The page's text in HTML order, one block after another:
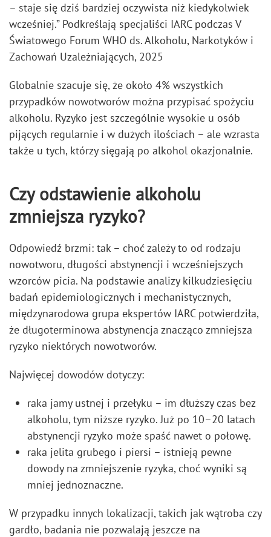
– staje się dziś bardziej oczywista niż kiedykolwiek
wcześniej.” Podkreślają specjaliści IARC podczas V
Światowego Forum WHO ds. Alkoholu, Narkotyków i
Zachowań Uzależniających, 2025
Globalnie szacuje się, że około 4% wszystkich
przypadków nowotworów można przypisać spożyciu
alkoholu. Ryzyko jest szczególnie wysokie u osób
pijących regularnie i w dużych ilościach – ale wzrasta
także u tych, którzy sięgają po alkohol okazjonalnie.
Czy odstawienie alkoholu
zmniejsza ryzyko?
Odpowiedź brzmi: tak – choć zależy to od rodzaju
nowotworu, długości abstynencji i wcześniejszych
wzorców picia. Na podstawie analizy kilkudziesięciu
badań epidemiologicznych i mechanistycznych,
międzynarodowa grupa ekspertów IARC potwierdziła,
że długoterminowa abstynencja znacząco zmniejsza
ryzyko niektórych nowotworów.
Najwięcej dowodów dotyczy:
raka jamy ustnej i przełyku – im dłuższy czas bez
alkoholu, tym niższe ryzyko. Już po 10–20 latach
abstynencji ryzyko może spaść nawet o połowę.
raka jelita grubego i piersi – istnieją pewne
dowody na zmniejszenie ryzyka, choć wyniki są
mniej jednoznaczne.
W przypadku innych lokalizacji, takich jak wątroba czy
gardło, badania nie pozwalają jeszcze na